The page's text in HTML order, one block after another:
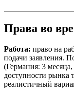
Права во
Работа: право на
подачи заявления.
(Германия: 3
доступности рынка
реалистичный